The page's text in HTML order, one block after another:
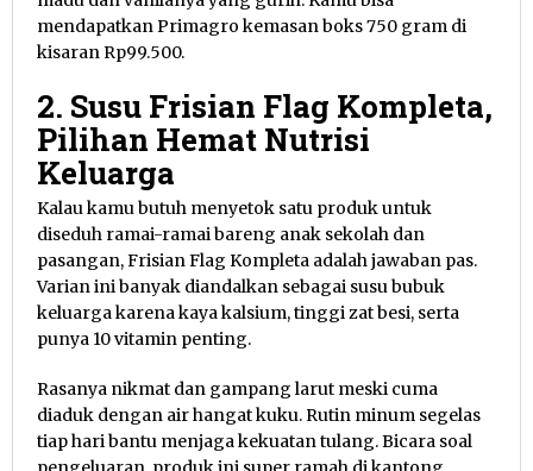
mendapatkan Primagro kemasan boks 750 gram di
kisaran Rp99.500.
2. Susu Frisian Flag Kompleta,
Pilihan Hemat Nutrisi
Keluarga
Kalau kamu butuh menyetok satu produk untuk
diseduh ramai-ramai bareng anak sekolah dan
pasangan, Frisian Flag Kompleta adalah jawaban pas.
Varian ini banyak diandalkan sebagai susu bubuk
keluarga karena kaya kalsium, tinggi zat besi, serta
punya 10 vitamin penting.
Rasanya nikmat dan gampang larut meski cuma
diaduk dengan air hangat kuku. Rutin minum segelas
tiap hari bantu menjaga kekuatan tulang. Bicara soal